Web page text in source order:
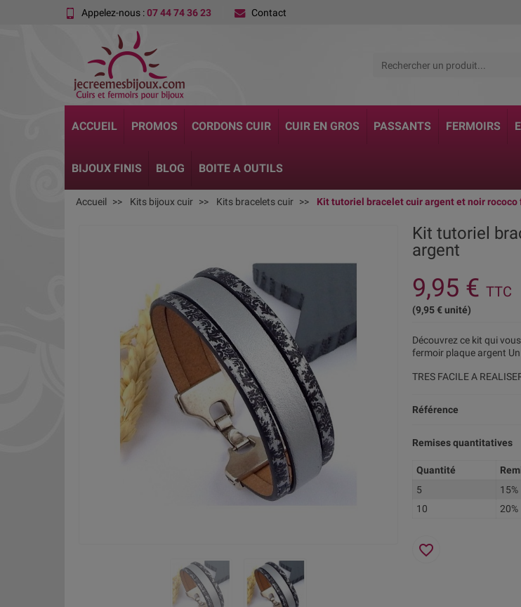
Appelez-nous :07 44 74 36 23 Contact
ACCUEIL PROMOS CORDONS CUIR CUIR EN GROS PASSANTS FERMOIRS
BIJOUX FINIS BLOG BOITE A OUTILS
Accueil Kits bijoux cuir Kits bracelets cuir Kit tutoriel bracelet cuir argent et noir
Kit tutoriel
argent
9,95 € TTC
(9,95 € unité)
Découvrez ce kit qui
fermoir plaque argent
TRES FACILE A
Référence
Remises quantitatives
Quantité
5
15%
10
20%
favorite_border